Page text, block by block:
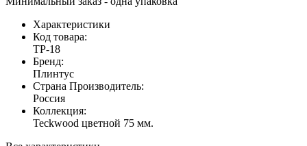
Характеристики
Код товара:
TP-18
Бренд:
Плинтус
Страна Производитель:
Россия
Коллекция:
Teckwood цветной 75 мм.